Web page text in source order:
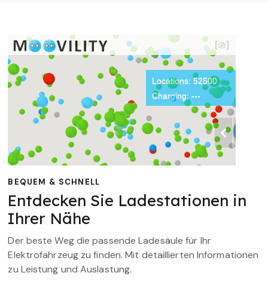
BEQUEM & SCHNELL
Entdecken Sie Ladestationen in
Ihrer Nähe
Der beste Weg die passende Ladesäule für Ihr
Elektrofahrzeug zu finden. Mit detaillierten Informationen
zu Leistung und Auslastung.